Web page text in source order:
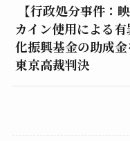
【行政処分事件：
カイン使用による
化振興基金の助成金
東京高裁判決